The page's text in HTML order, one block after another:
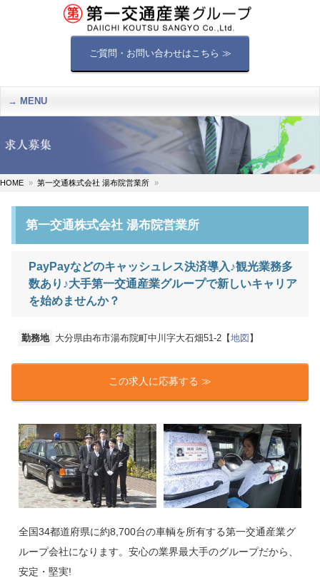
ご質問・お問い合わせはこちら ≫
MENU
HOME 第一交通株式会社 湯布院営業所
第一交通株式会社 湯布院営業所
PayPayなどのキャッシュレス決済導入♪観光業務多
数あり♪大手第一交通産業グループで新しいキャリア
を始めませんか？
勤務地 大分県由布市湯布院町中川字大石畑51-2【地図】
この求人に応募する ≫
全国34都道府県に約8,700台の車輌を所有する第一交通産業グ
ループ会社になります。安心の業界最大手のグループだから、
安定・堅実!